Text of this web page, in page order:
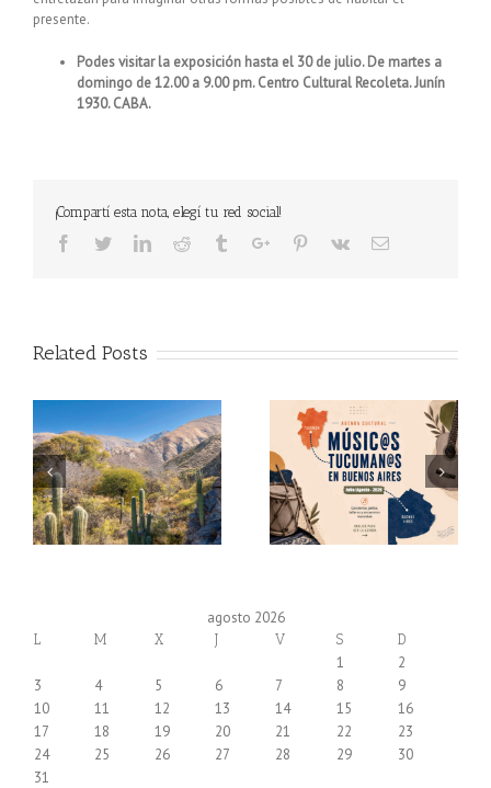
presente.
Podes visitar la exposición hasta el 30 de julio. De martes a
domingo de 12.00 a 9.00 pm. Centro Cultural Recoleta. Junín
1930. CABA.
¡Compartí esta nota, elegí tu red social!
Facebook
TwitterLinkedinReddit TumblrGoogle+Pinterest
Vk Email
Related Posts
agosto 2026
L M X J V S D
1
2
3
4 5 6 7 8
9
10
11 12 13 14 15
16
17
18 19 20 21 22
23
24
25 26 27 28 29
30
31